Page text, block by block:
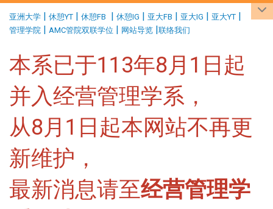
亚洲大学 | 休憩YT | 休憩FB | 休憩IG | 亚大FB | 亚大IG | 亚大YT |
管理学院 | AMC管院双联学位 | 网站导览 |联络我们
本系已于113年8月1日起
并入经营管理学系，
从8月1日起本网站不再更
新维护，
最新消息请至经营管理学